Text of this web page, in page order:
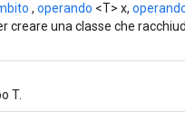
, operando <T> x,
creare una classe che
T.